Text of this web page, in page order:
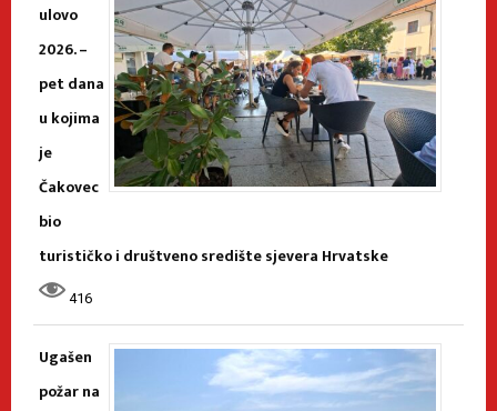
ulovo
2026. –
pet dana
u kojima
je
Čakovec
bio
turističko i društveno središte sjevera Hrvatske
416
Ugašen
požar na